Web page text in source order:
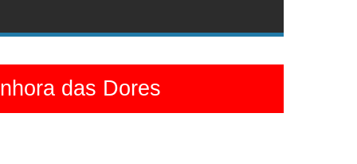
das Dores